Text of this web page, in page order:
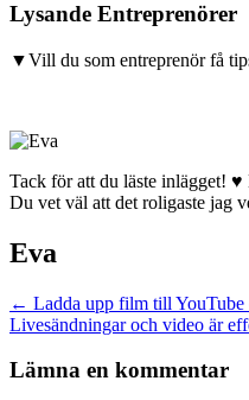
Lysande Entreprenörer
▼Vill du som entreprenör få
Tack för att du läste inlägget! ♥
Du vet väl att det roligaste jag
Eva
Posts
navigation
← Ladda upp film till YouTube
Livesändningar och video är
Lämna en kommentar